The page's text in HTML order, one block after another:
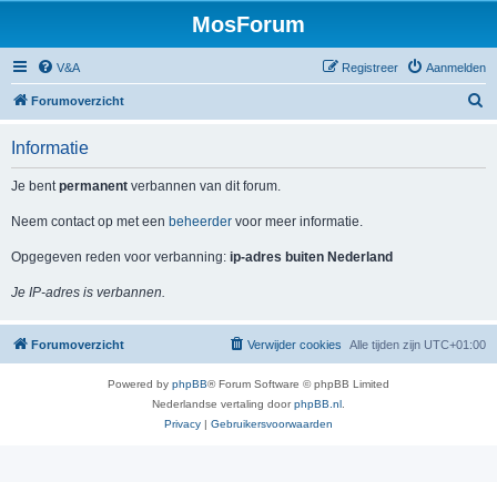
MosForum
V&A Aanmelden
Registreer
Forumoverzicht
Informatie
Je bentpermanent verbannen van dit forum.
Neem contact op met een beheerder voor meer informatie.
Opgegeven reden voor verbanning: ip-adres buiten Nederland
Je IP-adres is verbannen.
Forumoverzicht Alle tijden zijn UTC+01:00
Verwijder cookies
Powered by phpBB® Forum Software © phpBB Limited
Nederlandse vertaling doorphpBB.nl
Privacy | Gebruikersvoorwaarden